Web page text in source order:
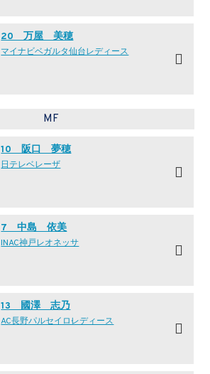
20 万屋 美穂
マイナビベガルタ仙台レディース
MF
10 阪口 夢穂
日テレ·ベレーザ
7 中島 依美
INAC神戸レオネッサ
13 國澤 志乃
AC長野パルセイロ·レディース